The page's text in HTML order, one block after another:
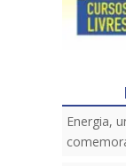
Energia,